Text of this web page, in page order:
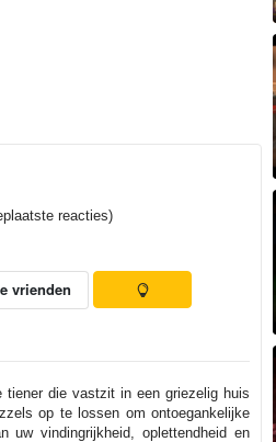
reacties)
vrienden
tiener die vastzit in een griezelig huis
op te lossen om ontoegankelijke
uw vindingrijkheid, oplettendheid en